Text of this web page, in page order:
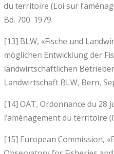
du territoire (Loi sur
Bd. 700. 1979.
[13] BLW, «Fische und
möglichen Entwicklung der
landwirtschaftlichen
Landwirtschaft BLW, Bern,
[14] OAT, Ordonnance du 28
l’aménagement du territoire
[15] European Commission,